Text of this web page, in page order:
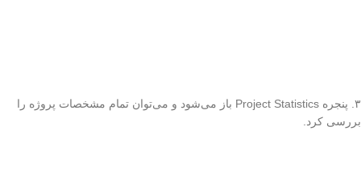
۳. پنجره Project Statistics باز می‌شود و می‌توان تمام مشخصات پروژه را
بررسی کرد.